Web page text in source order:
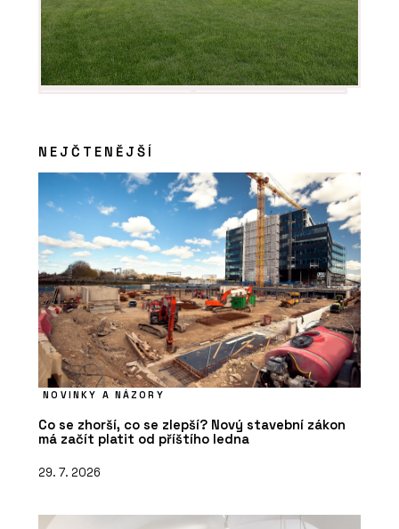
O FIRMĚ
Rigips
PRODUKTY
Akustické podhledy Rigiton - Rigips
NEJČTENĚJŠÍ
NOVINKY A NÁZORY
Co se zhorší, co se zlepší? Nový stavební zákon
má začít platit od příštího ledna
29. 7. 2026